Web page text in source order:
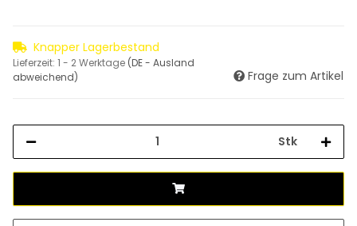
Knapper Lagerbestand
Lieferzeit: 1 - 2 Werktage (DE - Ausland
abweichend)
Frage zum Artikel
Stk